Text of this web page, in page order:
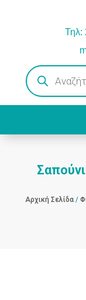
Τηλ:
Products
search
Αρχική Σελίδα /